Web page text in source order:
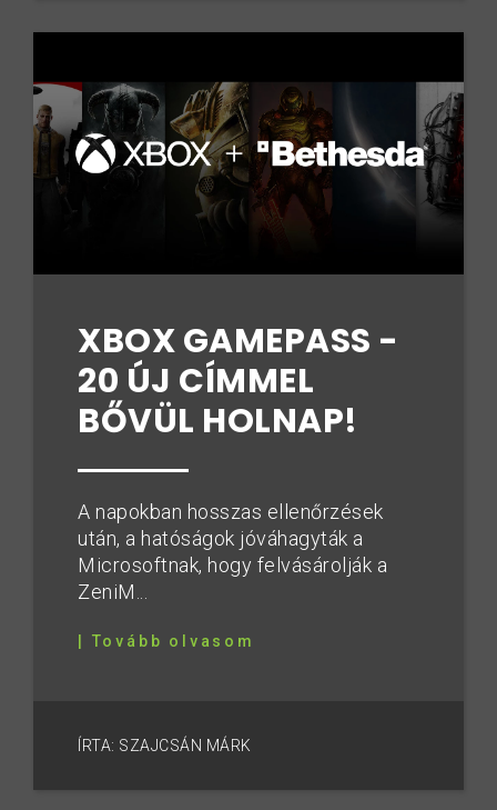
XBOX GAMEPASS -
20 ÚJ CÍMMEL
BŐVÜL HOLNAP!
A napokban hosszas ellenőrzések
után, a hatóságok jóváhagyták a
Microsoftnak, hogy felvásárolják a
ZeniM...
| Tovább olvasom
ÍRTA: SZAJCSÁN MÁRK